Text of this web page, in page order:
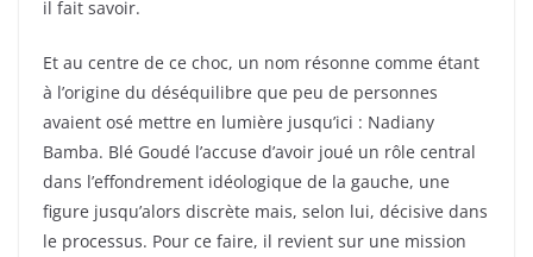
il fait savoir.
Et au centre de ce choc, un nom résonne comme étant
à l’origine du déséquilibre que peu de personnes
avaient osé mettre en lumière jusqu’ici : Nadiany
Bamba. Blé Goudé l’accuse d’avoir joué un rôle central
dans l’effondrement idéologique de la gauche, une
figure jusqu’alors discrète mais, selon lui, décisive dans
le processus. Pour ce faire, il revient sur une mission